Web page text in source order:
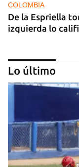
COLOMBIA
De la Espriella
izquierda lo
Lo último